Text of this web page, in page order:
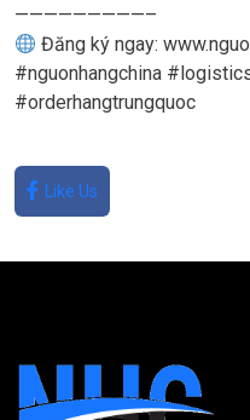
—————————–
Đăng ký ngay:
#nguonhangchina
#orderhangtrungquoc
Like Us